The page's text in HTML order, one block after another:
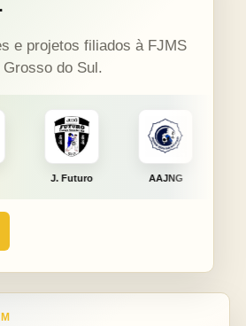
e projetos filiados à FJMS
do Sul.
AAJNG TSURU